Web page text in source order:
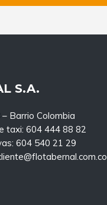
S.A.
Barrio Colombia
taxi: 604 444 88 82
604 540 21 29